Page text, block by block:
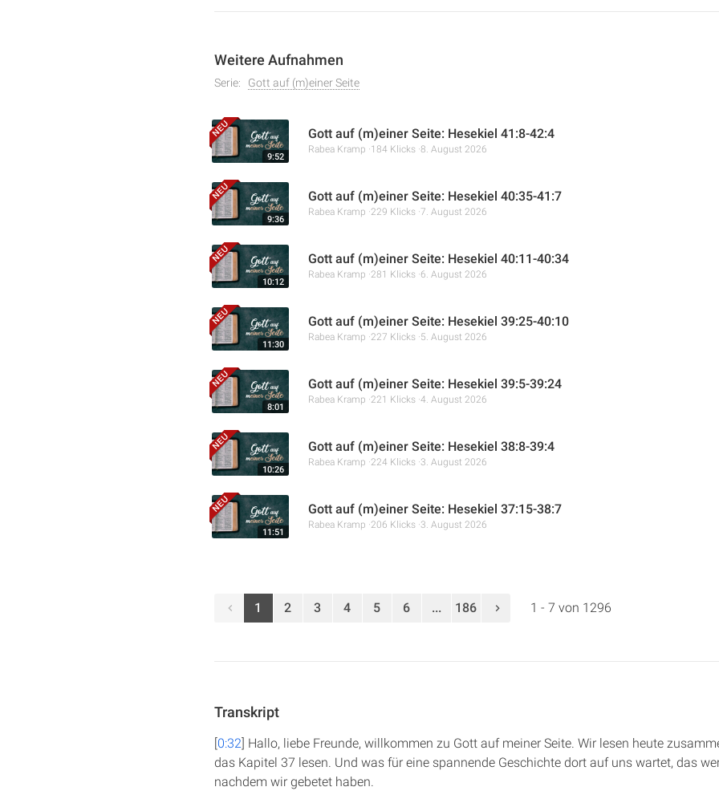
Weitere Aufnahmen
Serie: Gott auf (m)einer Seite
9:52
Gott auf (m)einer Seite: Hesekiel 41:8-42:4
Rabea Kramp 184 Klicks 8. August 2026
9:36
Gott auf (m)einer Seite: Hesekiel 40:35-41:7
Rabea Kramp 229 Klicks 7. August 2026
10:12
Gott auf (m)einer Seite: Hesekiel 40:11-40:34
Rabea Kramp 281 Klicks 6. August 2026
11:30
Gott auf (m)einer Seite: Hesekiel 39:25-40:10
Rabea Kramp 227 Klicks 5. August 2026
8:01
Gott auf (m)einer Seite: Hesekiel 39:5-39:24
Rabea Kramp 221 Klicks 4. August 2026
10:26
Gott auf (m)einer Seite: Hesekiel 38:8-39:4
Rabea Kramp 224 Klicks 3. August 2026
11:51
Gott auf (m)einer Seite: Hesekiel 37:15-38:7
Rabea Kramp 206 Klicks 3. August 2026
1 2 3 4 5 6 ... 186 1 - 7 von 1296
Transkript
[0:32] Hallo, liebe Freunde, willkommen zu Gott auf meiner Seite. Wir lesen heute
das Kapitel 37 lesen. Und was für eine spannende Geschichte dort auf uns wartet, das
nachdem wir gebetet haben.